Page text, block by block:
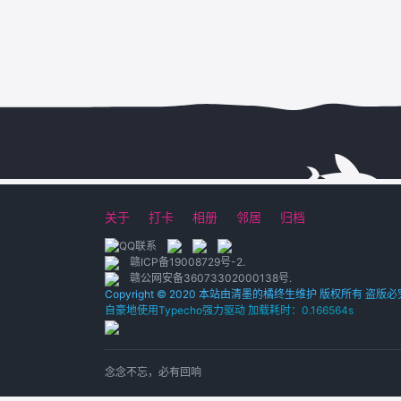
关于 打卡 相册 邻居 归档
赣ICP备19008729号-2.
赣公网安备36073302000138号.
Copyright © 2020 本站由清墨的橘终生维护 版权所有 盗版必
自豪地使用Typecho强力驱动 加载耗时：0.166564s
念念不忘，必有回响